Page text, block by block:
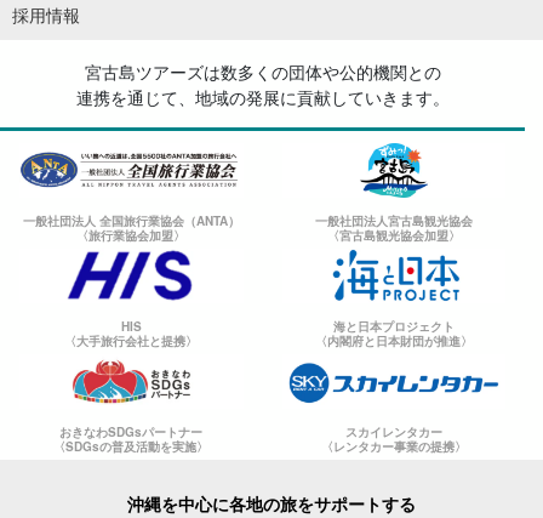
採用情報
宮古島ツアーズは数多くの団体や公的機関との
連携を通じて、地域の発展に貢献していきます。
一般社団法人 全国旅行業協会（ANTA）
〈旅行業協会加盟〉
一般社団法人宮古島観光協会
〈宮古島観光協会加盟〉
HIS
〈大手旅行会社と提携〉
海と日本プロジェクト
〈内閣府と日本財団が推進〉
おきなわSDGsパートナー
〈SDGsの普及活動を実施〉
スカイレンタカー
〈レンタカー事業の提携〉
沖縄を中心に各地の旅をサポートする